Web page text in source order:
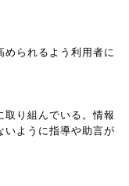
られるよう利用者に
取り組んでいる。情報
いように指導や助言が